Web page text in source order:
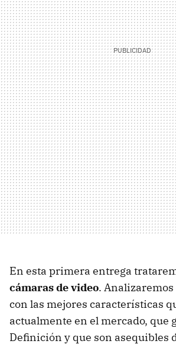
En esta primera entrega
cámaras de video.
con las mejores características
actualmente en el mercado, que
Definición y que son asequibles